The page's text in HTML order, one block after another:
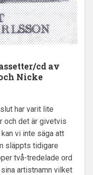
cd av
Nicke
har varit lite
och det är givetvis
vi inte säga att
släppts tidigare
två-tredelade ord
artistnamn vilket